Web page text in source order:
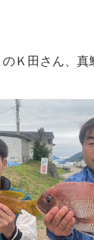
Ｋ田さん、真